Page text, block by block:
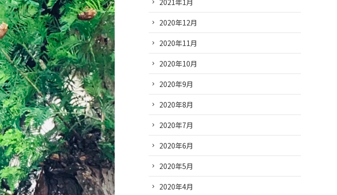
2020年12月
2020年11月
2020年10月
2020年9月
2020年8月
2020年7月
2020年6月
2020年5月
2020年4月